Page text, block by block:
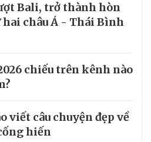
Bali, trở thành hòn
hai châu Á - Thái Bình
chiếu trên kênh nào
viết câu chuyện đẹp về
hiến